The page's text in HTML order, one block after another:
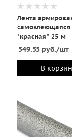
Лента
самоклеющаяся
"красная" 25 м
549.55 руб./шт
В